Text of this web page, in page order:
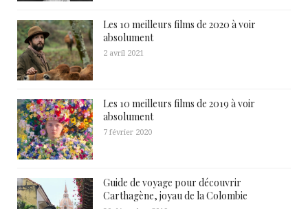
Les 10 meilleurs films de 2020 à voir
absolument
2 avril 2021
Les 10 meilleurs films de 2019 à voir
absolument
7 février 2020
Guide de voyage pour découvrir
Carthagène, joyau de la Colombie